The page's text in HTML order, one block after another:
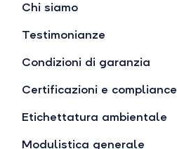
Chi siamo
Testimonianze
Condizioni di garanzia
Certificazioni e compliance
Etichettatura ambientale
Modulistica generale